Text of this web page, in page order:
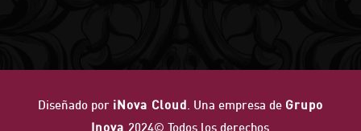
Diseñado por iNova Cloud. Una empresa de Grupo
Inova 2024© Todos los derechos